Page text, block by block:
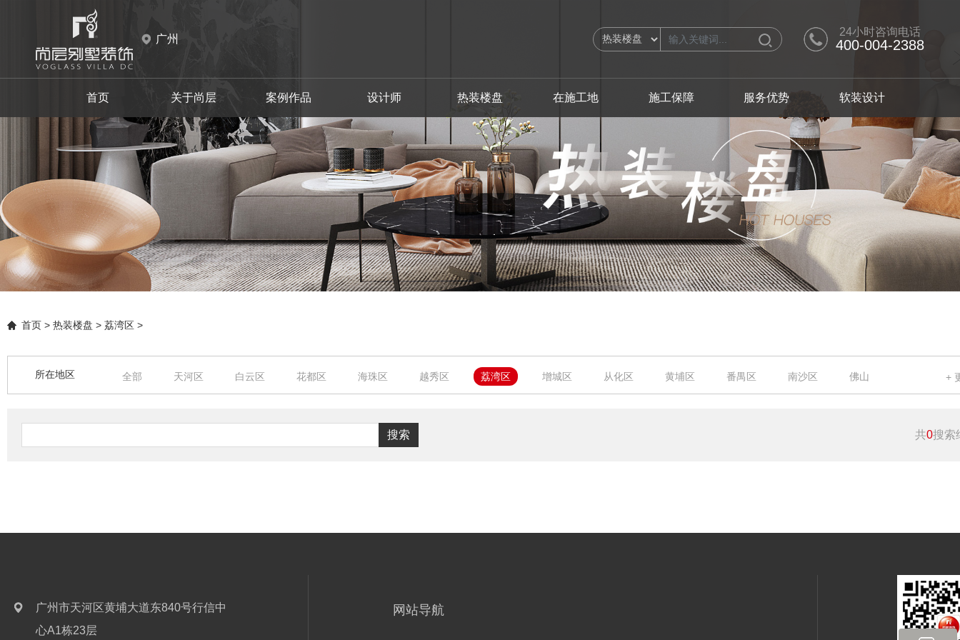
广州
24小时咨询电话
400-004-2388
首页 关于尚层
品牌故事 出版刊物 联系我们 企业荣誉 人才招聘
案例作品
中式 新中式 欧式 简欧 混搭
新古典 摩登时代 至慧东方 幻想之家 简约之家 奢享人生 自由北美 翩翩英伦 浪漫满屋 日式
其他装修风格
设计师
设计师事务所 设计总监 高级主创设计师 主创设计师 高级软装设计师 软装设计师
热装楼盘
白云区 花都区 海珠区 越秀区 荔湾区 黄埔区
南沙区 佛山 中山 清远
在施工地
白云区 花都区 海珠区 越秀区 荔湾区 黄埔区
南沙区 佛山 清远 中山
施工保障
施工材料 工艺实录 施工流程 品质管理
服务优势
服务体系 业主故事
软装设计
软装设计案例 软装设计师 软装生活
首页 > 热装楼盘 > 荔湾区 >
所在地区 全部 天河区 白云区 花都区 海珠区 越秀区 荔湾区 增城区 从化区 黄埔区 番禺区 南沙区 佛山
搜索 共0搜索
广州市天河区黄埔大道东840号行信中
心A1栋23层
网站导航